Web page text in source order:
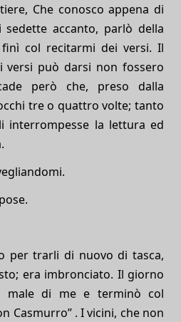
Che conosco appena di
accanto, parlò della
col recitarmi dei versi. Il
versi può darsi non fossero
però che, preso dalla
tre o quattro volte; tanto
interrompesse la lettura ed
per trarli di nuovo di tasca,
era imbronciato. Il giorno
male di me e terminò col
Casmurro” . I vicini, che non